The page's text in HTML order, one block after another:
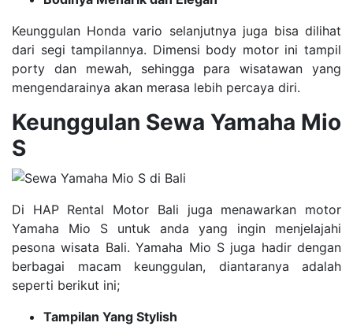
Keunggulan Honda vario selanjutnya juga bisa dilihat
dari segi tampilannya. Dimensi body motor ini tampil
porty dan mewah, sehingga para wisatawan yang
mengendarainya akan merasa lebih percaya diri.
Keunggulan Sewa Yamaha Mio
S
Di HAP Rental Motor Bali juga menawarkan motor
Yamaha Mio S untuk anda yang ingin menjelajahi
pesona wisata Bali. Yamaha Mio S juga hadir dengan
berbagai macam keunggulan, diantaranya adalah
seperti berikut ini;
Tampilan Yang Stylish